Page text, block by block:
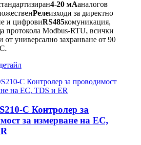
4-20 мАаналогов
Релеизходи за директно
и цифровиRS485комуникация,
протокола Modbus-RTU, всички
от универсално захранване от 90
C Контролер за
за измерване на EC,